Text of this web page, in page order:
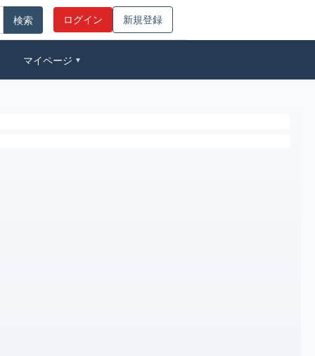
ログイン 新規登録
マイページ ▼